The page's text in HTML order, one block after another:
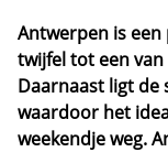
Antwerpen is
twijfel tot een
Daarnaast ligt de
waardoor het
weekendje weg.